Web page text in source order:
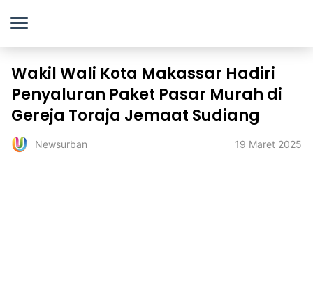
Wakil Wali Kota Makassar Hadiri
Penyaluran Paket Pasar Murah di
Gereja Toraja Jemaat Sudiang
Newsurban 19 Maret 2025